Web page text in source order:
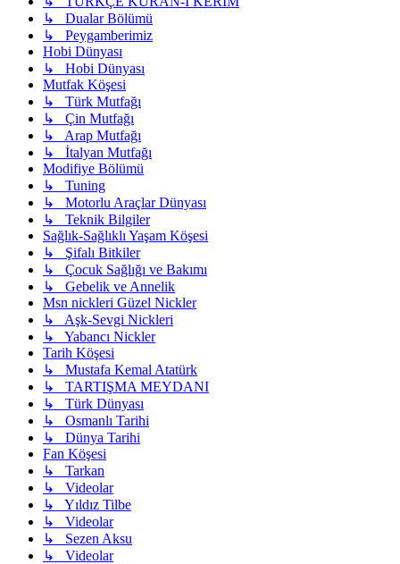
↳ Dualar Bölümü
↳ Peygamberimiz
Hobi Dünyası
↳ Hobi Dünyası
Mutfak Köşesi
↳ Türk Mutfağı
↳ Çin Mutfağı
↳ Arap Mutfağı
↳ İtalyan Mutfağı
Modifiye Bölümü
↳ Tuning
↳ Motorlu Araçlar Dünyası
↳ Teknik Bilgiler
Sağlık-Sağlıklı Yaşam Köşesi
↳ Şifalı Bitkiler
↳ Çocuk Sağlığı ve Bakımı
↳ Gebelik ve Annelik
Msn nickleri Güzel Nickler
↳ Aşk-Sevgi Nickleri
↳ Yabancı Nickler
Tarih Köşesi
↳ Mustafa Kemal Atatürk
↳ TARTIŞMA MEYDANI
↳ Türk Dünyası
↳ Osmanlı Tarihi
↳ Dünya Tarihi
Fan Köşesi
↳ Tarkan
↳ Videolar
↳ Yıldız Tilbe
↳ Videolar
↳ Sezen Aksu
↳ Videolar